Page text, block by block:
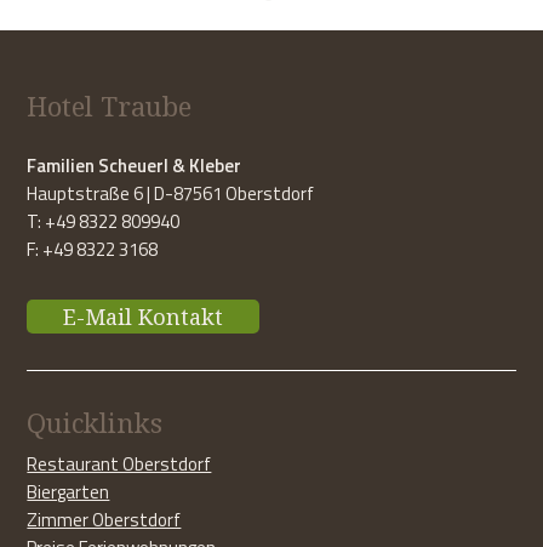
Hotel Traube
Familien Scheuerl & Kleber
Hauptstraße 6 | D-87561 Oberstdorf
T: +49 8322 809940
F: +49 8322 3168
E-Mail Kontakt
Quicklinks
Restaurant Oberstdorf
Biergarten
Zimmer Oberstdorf